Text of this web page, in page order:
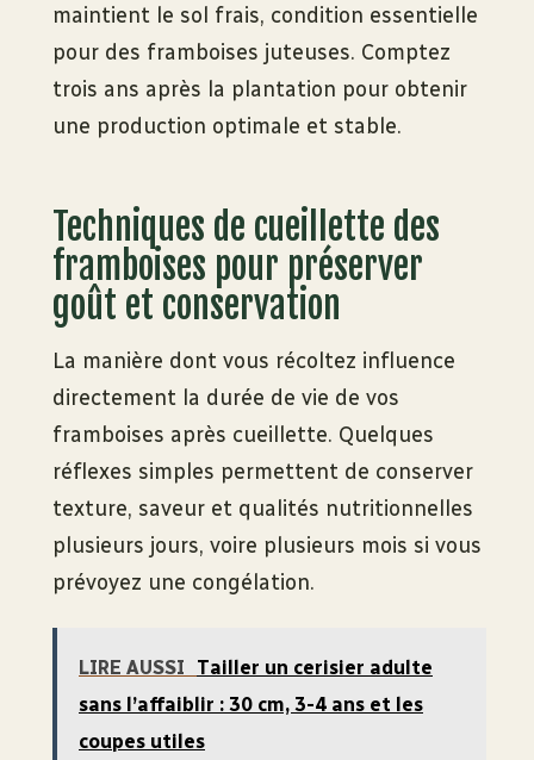
maintient le sol frais, condition essentielle
pour des framboises juteuses. Comptez
trois ans après la plantation pour obtenir
une production optimale et stable.
Techniques de cueillette des
framboises pour préserver
goût et conservation
La manière dont vous récoltez influence
directement la durée de vie de vos
framboises après cueillette. Quelques
réflexes simples permettent de conserver
texture, saveur et qualités nutritionnelles
plusieurs jours, voire plusieurs mois si vous
prévoyez une congélation.
LIRE AUSSI
Tailler un cerisier adulte
sans l’affaiblir : 30 cm, 3-4 ans et les
coupes utiles